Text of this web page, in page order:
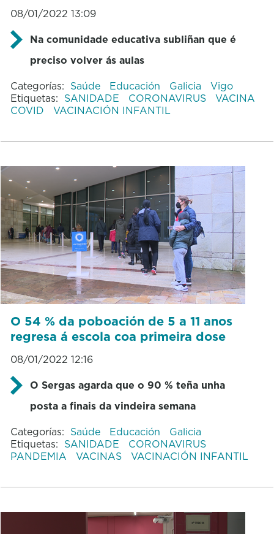
08/01/2022 13:09
Na comunidade educativa subliñan que é
preciso volver ás aulas
Categorías: Saúde Educación Galicia
Vigo
Etiquetas: SANIDADE CORONAVIRUS
VACINA
COVID
VACINACIÓN INFANTIL
O 54 % da poboación de 5 a 11 anos
regresa á escola coa primeira dose
08/01/2022 12:16
O Sergas agarda que o 90 % teña unha
posta a finais da vindeira semana
Categorías: Saúde Educación
Galicia
Etiquetas: SANIDADE
CORONAVIRUS
PANDEMIA
VACINAS VACINACIÓN INFANTIL